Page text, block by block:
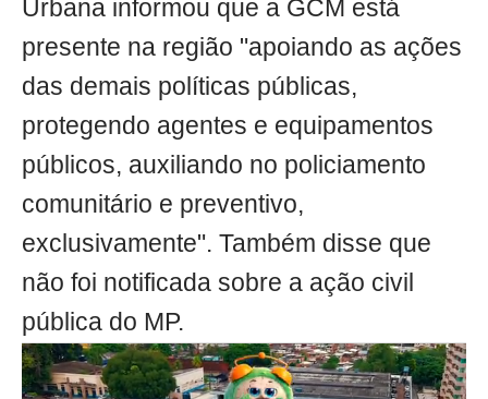
Urbana informou que a GCM está
presente na região "apoiando as ações
das demais políticas públicas,
protegendo agentes e equipamentos
públicos, auxiliando no policiamento
comunitário e preventivo,
exclusivamente". Também disse que
não foi notificada sobre a ação civil
pública do MP.